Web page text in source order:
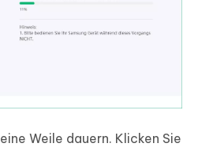
Weile dauern. Klicken Sie